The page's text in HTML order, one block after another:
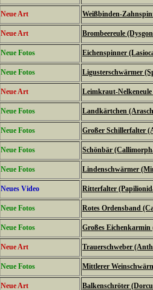
Neue Art Weißbinden-
Neue Art Brombeereule
Neue Fotos Eichenspinner
Neue Fotos Ligusterschwärmer
Neue Art Leimkraut-
Neue Fotos Landkärtchen
Neue Fotos Großer Schillerfalter
Neue Fotos Schönbär
Neue Fotos Lindenschwärmer
Neues Video Ritterfalter
Neue Fotos Rotes Ordensband
Neue Fotos Großes Eichenkarmin
Neue Art Trauerschweber
Neue Fotos Mittlerer
Neue Art Balkenschröter